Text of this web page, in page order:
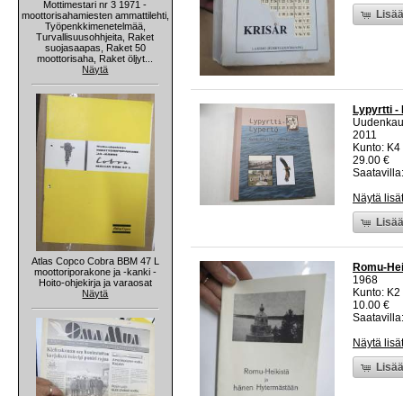
Mottimestari nr 3 1971 -
moottorisahamiesten ammattilehti,
Työpenkkimenetelmää,
Turvallisuusohhjeita, Raket
suojasaapas, Raket 50
moottorisaha, Raket öljyt...
Näytä
Atlas Copco Cobra BBM 47 L
moottoriporakone ja -kanki -
Hoito-ohjekirja ja varaosat
Näytä
Lypyrtti -
2011
Kunto:
29.00 €
Näytä
Romu-
1968
Kunto:
10.00 €
Näytä